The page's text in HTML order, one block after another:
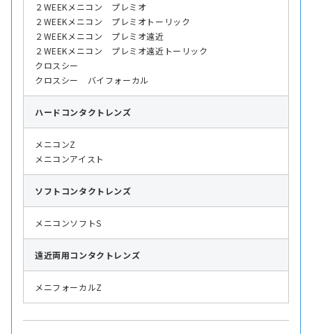
２WEEKメニコン プレミオ
２WEEKメニコン プレミオトーリック
２WEEKメニコン プレミオ遠近
２WEEKメニコン プレミオ遠近トーリック
クロスシー
クロスシー バイフォーカル
ハード コンタクトレンズ
メニコンZ
メニコンアイスト
ソフト コンタクトレンズ
メニコンソフトS
遠近両用コンタクトレンズ
メニフォーカルZ